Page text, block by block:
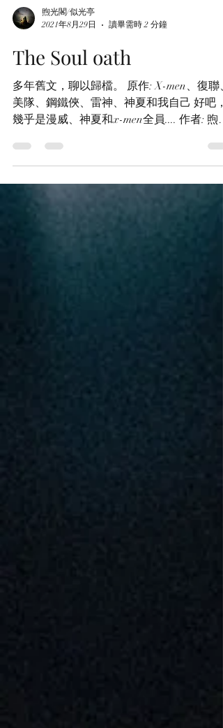
煦光閣/似光亭
2021年8月29日
讀畢需時 2 分鐘
The Soul oath
多年舊文，聊以歸檔。 原作: X-men、復聯、
美隊、鋼鐵俠、雷神、神夏和我自己 好吧，
幾乎是漫威、神夏和x-men全員.... 作者: 煦光
內容 配對: Erik .Lensherr /Charles. Xavier...